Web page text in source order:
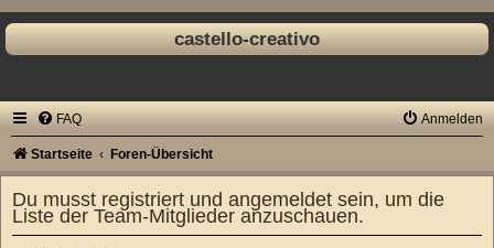
castello-creativo
FAQ Anmelden
Startseite Foren-Übersicht
Du musst registriert und angemeldet sein, um die
Liste der Team-Mitglieder anzuschauen.